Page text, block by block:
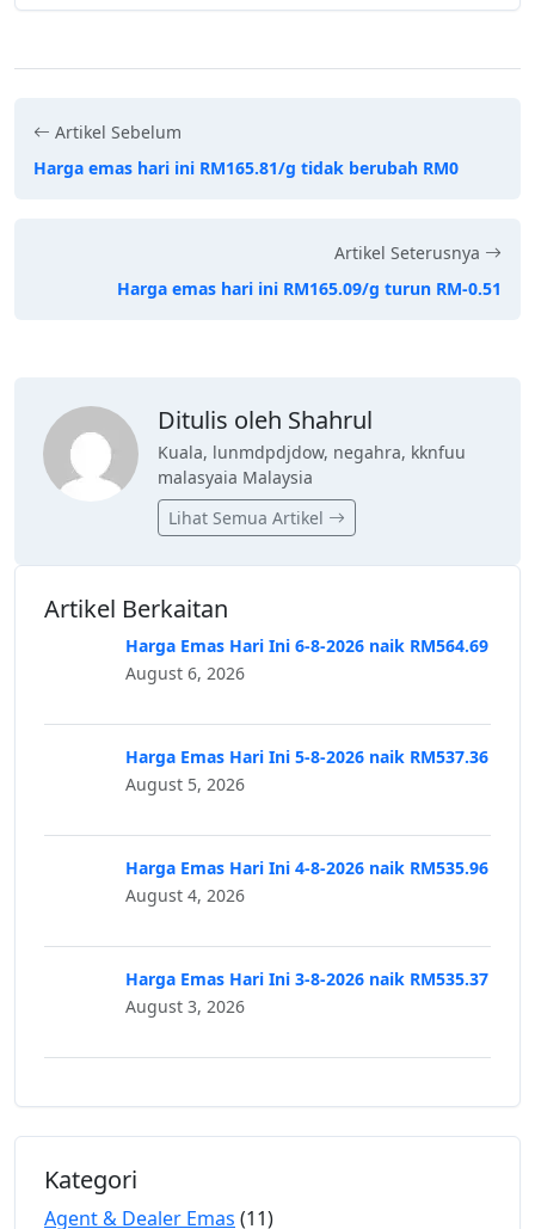
Artikel Sebelum
Harga emas hari ini RM165.81/g tidak berubah RM0
Artikel Seterusnya
Harga emas hari ini RM165.09/g turun RM-0.51
Ditulis oleh Shahrul
Kuala, lunmdpdjdow, negahra, kknfuu
malasyaia Malaysia
Lihat Semua Artikel
Artikel Berkaitan
Harga Emas Hari Ini 6-8-2026 naik RM564.69
August 6, 2026
Harga Emas Hari Ini 5-8-2026 naik RM537.36
August 5, 2026
Harga Emas Hari Ini 4-8-2026 naik RM535.96
August 4, 2026
Harga Emas Hari Ini 3-8-2026 naik RM535.37
August 3, 2026
Kategori
Agent & Dealer Emas (11)